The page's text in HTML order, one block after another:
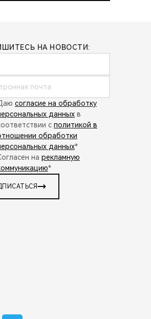
НА НОВОСТИ:
согласие на обработку
данных в
с политикой в
обработки
данных*
на рекламную
*